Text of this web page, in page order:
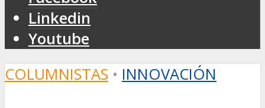
Linkedin
Youtube
COLUMNISTAS • INNOVACIÓN